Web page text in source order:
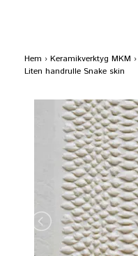
Hem › Keramikverktyg MKM ›
Liten handrulle Snake skin